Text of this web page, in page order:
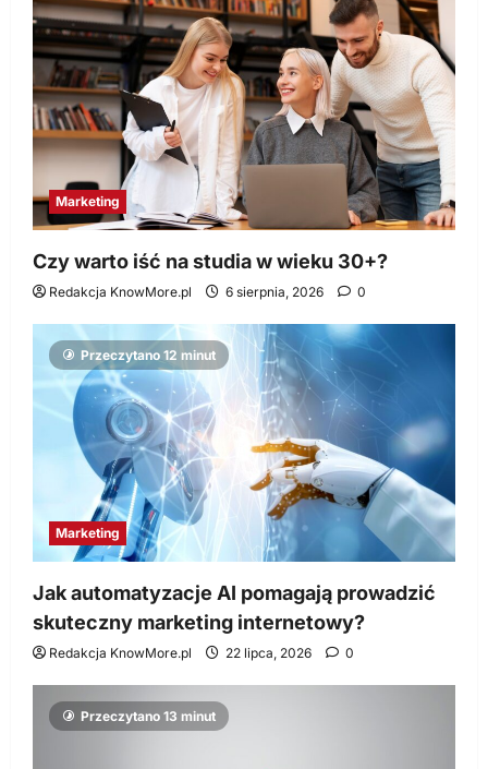
Marketing
Czy warto iść na studia w wieku 30+?
Redakcja KnowMore.pl 6 sierpnia, 2026 0
Przeczytano 12 minut
Marketing
Jak automatyzacje AI pomagają prowadzić
skuteczny marketing internetowy?
Redakcja KnowMore.pl 22 lipca, 2026 0
Przeczytano 13 minut